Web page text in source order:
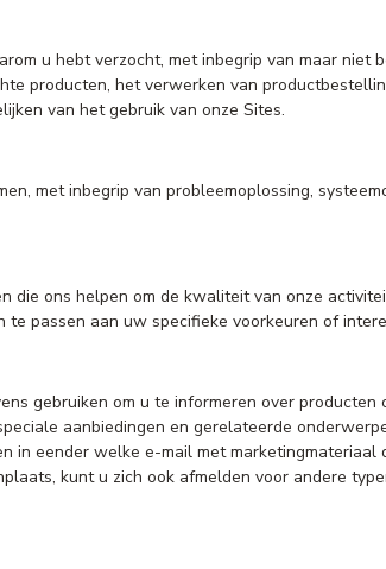
u hebt verzocht, met inbegrip van maar niet
producten, het verwerken van
van het gebruik van onze Sites.
met inbegrip van probleemoplossing,
ons helpen om de kwaliteit van onze
passen aan uw specifieke voorkeuren of
gebruiken om u te informeren over
aanbiedingen en gerelateerde
eender welke e-mail met
kunt u zich ook afmelden voor andere